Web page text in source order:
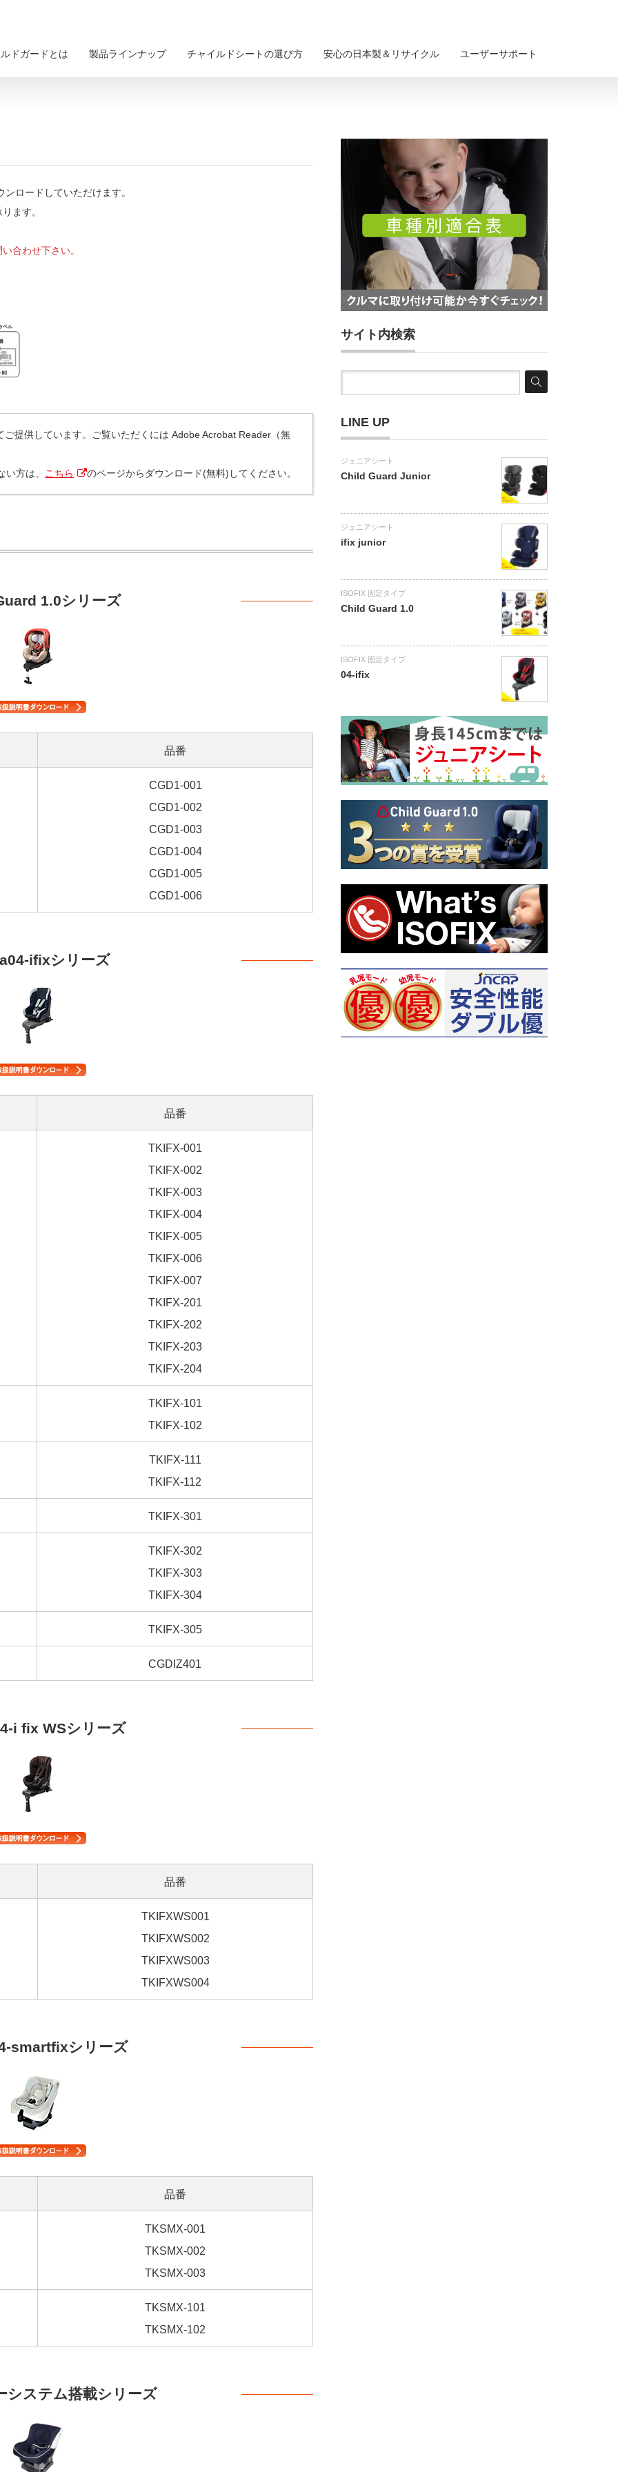
ドガードとは 製品ラインナップ チャイルドシートの選び方 安心の日本製＆リサイクル ユーザーサポート
ロードしていただけます。
ます。
合わせ下さい。
ご提供しています。ご覧いただくには Adobe Acrobat Reader（無
方は、
こちら のページからダウンロード(無料)してください。
1.0シリーズ
品番
CGD1-001
CGD1-002
CGD1-003
CGD1-004
CGD1-005
CGD1-006
ifixシリーズ
品番
TKIFX-001
TKIFX-002
TKIFX-003
TKIFX-004
TKIFX-005
TKIFX-006
TKIFX-007
TKIFX-201
TKIFX-202
TKIFX-203
TKIFX-204
TKIFX-101
TKIFX-102
TKIFX-111
TKIFX-112
TKIFX-301
TKIFX-302
TKIFX-303
TKIFX-304
TKIFX-305
CGDIZ401
i fix WSシリーズ
品番
TKIFXWS001
TKIFXWS002
TKIFXWS003
TKIFXWS004
smartfixシリーズ
品番
TKSMX-001
TKSMX-002
TKSMX-003
TKSMX-101
TKSMX-102
システム搭載シリーズ
サイト内検索
LINE UP
ジュニアシート
Child Guard Junior
ジュニアシート
ifix junior
ISOFIX 固定タイプ
Child Guard 1.0
ISOFIX 固定タイプ
04-ifix